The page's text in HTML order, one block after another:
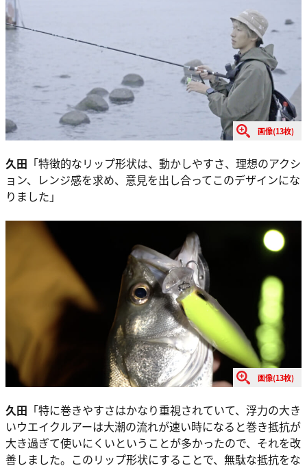
画像(13枚)
久田 「特徴的なリップ形状は、動かしやすさ、理想のアクシ
ョン、レンジ感を求め、意見を出し合ってこのデザインにな
りました」
画像(13枚)
久田 「特に巻きやすさはかなり重視されていて、浮力の大き
いウエイクルアーは大潮の流れが速い時になると巻き抵抗が
大き過ぎて使いにくいということが多かったので、それを改
善しました。このリップ形状にすることで、無駄な抵抗をな